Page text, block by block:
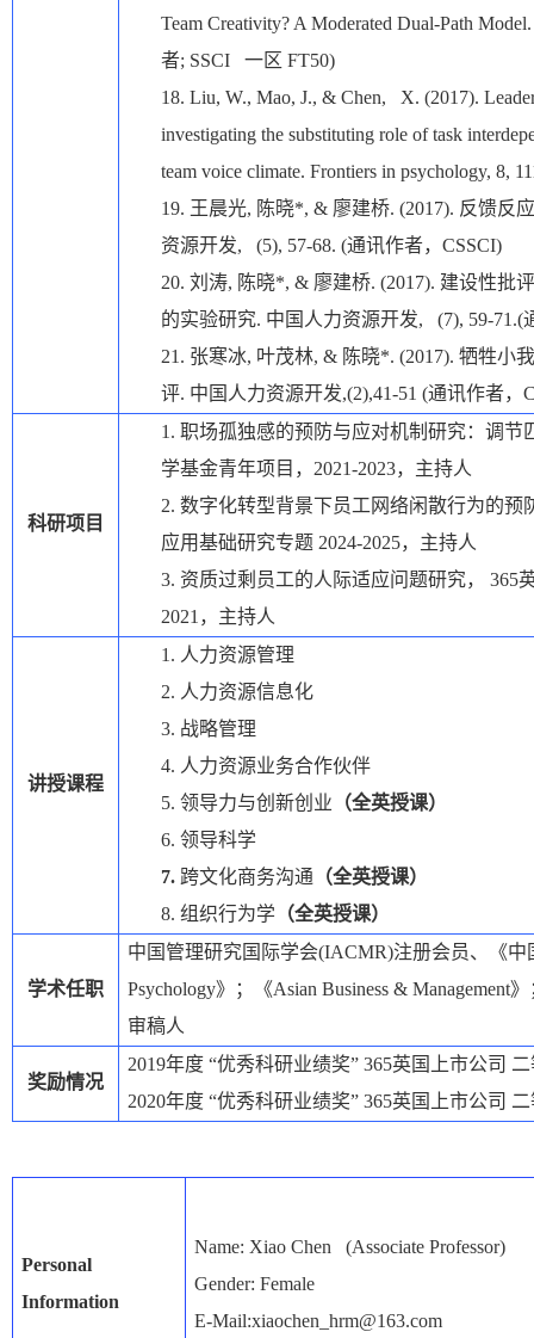
Team Creativity? A Moderated Dual-Path
者; SSCI 一区 FT50)
18. Liu, W., Mao, J., & Chen, X. (2017).
investigating the substituting role of task
team voice climate. Frontiers in psychology, 8,
19. 王晨光, 陈晓*, & 廖建桥. (2017). 反馈反
资源开发, (5), 57-68. (通讯作者， CSSCI)
20. 刘涛, 陈晓*, & 廖建桥. (2017). 建设性批
的实验研究. 中国人力资源开发, (7), 59-71.(
21. 张寒冰, 叶茂林, & 陈晓*. (2017). 牺牲小我
评. 中国人力资源开发,(2),41-51 (通讯作者，
科研项目
1. 职场孤独感的预防与应对机制研究：调节
学基金青年项目， 2021-2023，主持人
2. 数字化转型背景下员工网络闲散行为的预
应用基础研究专题 2024-2025，主持人
3. 资质过剩员工的人际适应问题研究，
365
2021 ，主持人
讲授课程
1. 人力资源管理
2. 人力资源信息化
3. 战略管理
4. 人力资源业务合作伙伴
5. 领导力与创新创业 （全英授课）
6. 领导科学
7. 跨文化商务沟通 （全英授课）
8. 组织行为学 （全英授课）
学术任职
中国管理研究国际学会(IACMR)注册会员、《中
Psychology》；《Asian Business & Management》
审稿人
奖励情况
2019年度 “优秀科研业绩奖” 365英国上市公司
2020年度 “优秀科研业绩奖” 365英国上市公司
Personal
Information
Name: Xiao Chen (Associate Professor)
Gender: Female
E-Mail:xiaochen_hrm@163.com